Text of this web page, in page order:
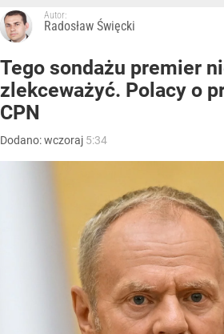
Autor:
Radosław Święcki
Tego sondażu premier
zlekceważyć. Polacy o
CPN
Dodano:wczoraj 5:34